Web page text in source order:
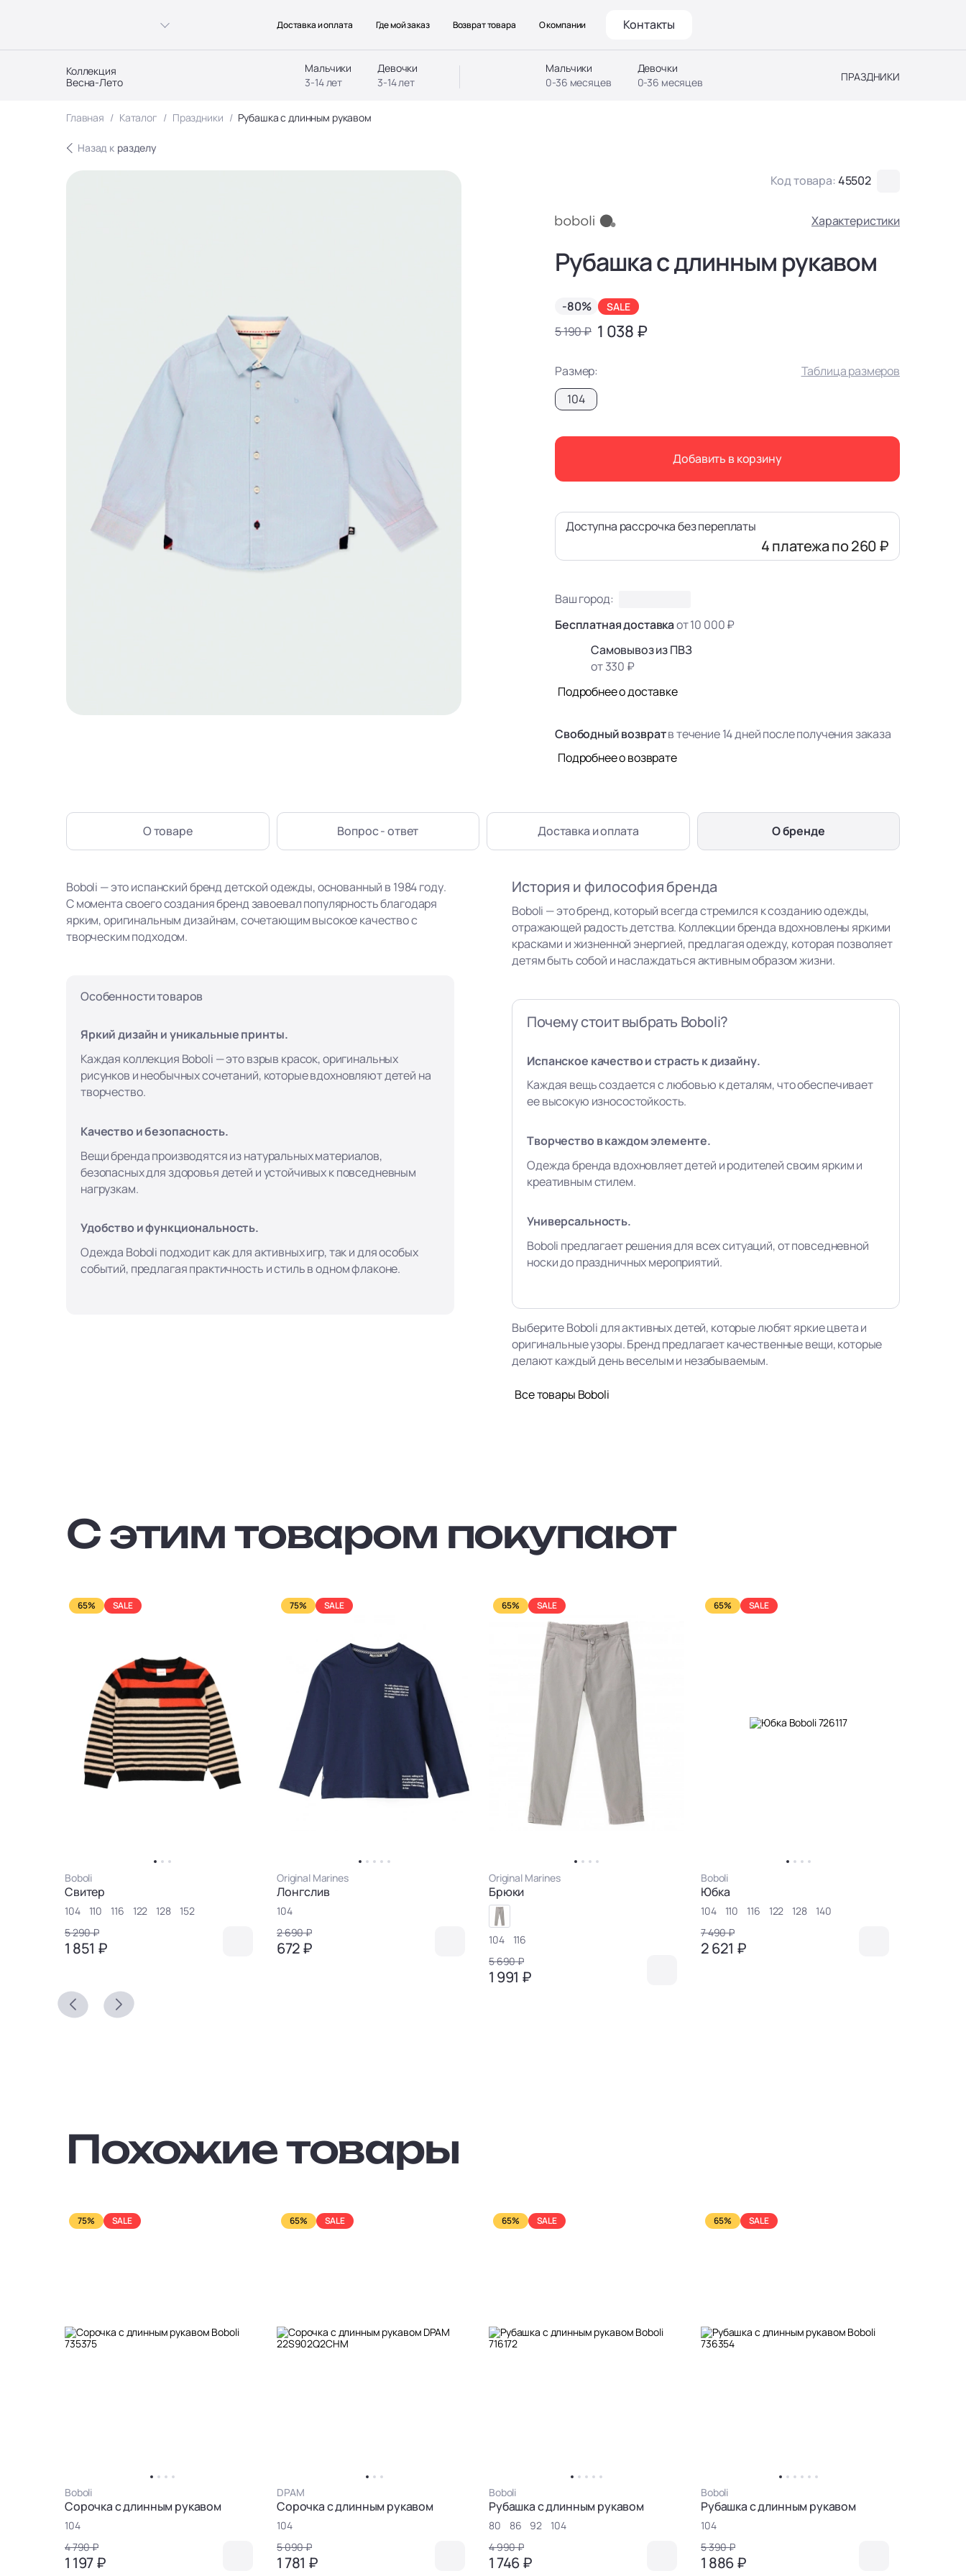
Коллекция
Весна-Лето
Мальчики
3-14 лет
Девочки
3-14 лет
Мальчики
0-36 месяцев
Девочки
0-36 месяцев
ПРАЗДНИКИ
Доставка и оплата Где мой заказ Возврат товара О компании Контакты
Главная Каталог Праздники Рубашка с длинным рукавом
Назад к разделу
Код товара:45502
Характеристики
Рубашка с длинным рукавом
-80% SALE
5 190 ₽ 1 038 ₽
Размер:
Таблица размеров
104
Добавить в корзину
Доступна рассрочка без переплаты
4 платежапо 260 ₽
Ваш город:
Бесплатная доставкаот 10 000 ₽
Самовывоз из ПВЗ
от 330 ₽
Подробнее о доставке
Свободный возвратв течение 14 дней после получения заказа
Подробнее о возврате
О товаре Вопрос - ответ Доставка и оплата О бренде
Boboli — это испанский бренд детской одежды, основанный в 1984 году.
С момента своего создания бренд завоевал популярность благодаря
ярким, оригинальным дизайнам, сочетающим высокое качество с
творческим подходом.
Особенности товаров
Яркий дизайн и уникальные принты.
Каждая коллекция Boboli — это взрыв красок, оригинальных
рисунков и необычных сочетаний, которые вдохновляют детей на
творчество.
Качество и безопасность.
Вещи бренда производятся из натуральных материалов,
безопасных для здоровья детей и устойчивых к повседневным
нагрузкам.
Удобство и функциональность.
Одежда Boboli подходит как для активных игр, так и для особых
событий, предлагая практичность и стиль в одном флаконе.
История и философия бренда
Boboli — это бренд, который всегда стремился к созданию одежды,
отражающей радость детства. Коллекции бренда вдохновлены яркими
красками и жизненной энергией, предлагая одежду, которая позволяет
детям быть собой и наслаждаться активным образом жизни.
Почему стоит выбрать Boboli?
Испанское качество и страсть к дизайну.
Каждая вещь создается с любовью к деталям, что обеспечивает
ее высокую износостойкость.
Творчество в каждом элементе.
Одежда бренда вдохновляет детей и родителей своим ярким и
креативным стилем.
Универсальность.
Boboli предлагает решения для всех ситуаций, от повседневной
носки до праздничных мероприятий.
Выберите Boboli для активных детей, которые любят яркие цвета и
оригинальные узоры. Бренд предлагает качественные вещи, которые
делают каждый день веселым и незабываемым.
Все товары Boboli
С этим товаром покупают
65% SALE
Boboli
Свитер
104 110 116 122 128
152
5 290 ₽
1 851 ₽
75% SALE
Original Marines
Лонгслив
104
2 690 ₽
672 ₽
65% SALE
Original Marines
Брюки
104
116
5 690 ₽
1 991 ₽
65% SALE
Boboli
Юбка
104 110 116 122 128
140
7 490 ₽
2 621 ₽
Похожие товары
75% SALE
Boboli
Сорочка с длинным рукавом
104
4 790 ₽
1 197 ₽
65% SALE
DPAM
Сорочка с длинным рукавом
104
5 090 ₽
1 781 ₽
65% SALE
Boboli
Рубашка с длинным рукавом
80 86 92
104
4 990 ₽
1 746 ₽
65% SALE
Boboli
Рубашка с длинным рукавом
104
5 390 ₽
1 886 ₽